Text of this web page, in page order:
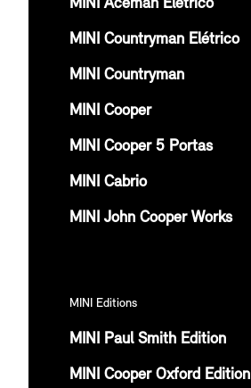
MINI Aceman Elétrico
MINI Countryman Elétrico
MINI Countryman
MINI Cooper
MINI Cooper 5 Portas
MINI Cabrio
MINI John Cooper Works
MINI Editions
MINI Paul Smith Edition
MINI Cooper Oxford Edition